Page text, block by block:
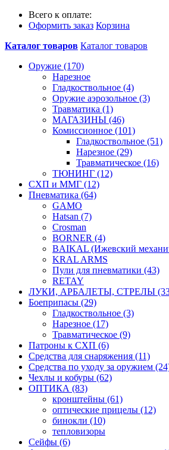
Всего к оплате:
Оформить заказ Корзина
Каталог товаров Каталог товаров
Оружие (170)
Нарезное
Гладкоствольное (4)
Оружие аэрозольное (3)
Травматика (1)
МАГАЗИНЫ (46)
Комиссионное (101)
Гладкоствольное (51)
Нарезное (29)
Травматическое (16)
ТЮНИНГ (12)
СХП и ММГ (12)
Пневматика (64)
GAMO
Hatsan (7)
Crosman
BORNER (4)
BAIKAL (Ижевский
KRAL ARMS
Пули для пневматики (43)
RETAY
ЛУКИ, АРБАЛЕТЫ, СТРЕЛЫ
Боеприпасы (29)
Гладкоствольное (3)
Нарезное (17)
Травматическое (9)
Патроны к СХП (6)
Средства для снаряжения (11)
Средства по уходу за оружием
Чехлы и кобуры (62)
ОПТИКА (83)
кронштейны (61)
оптические прицелы (12)
бинокли (10)
тепловизоры
Сейфы (6)